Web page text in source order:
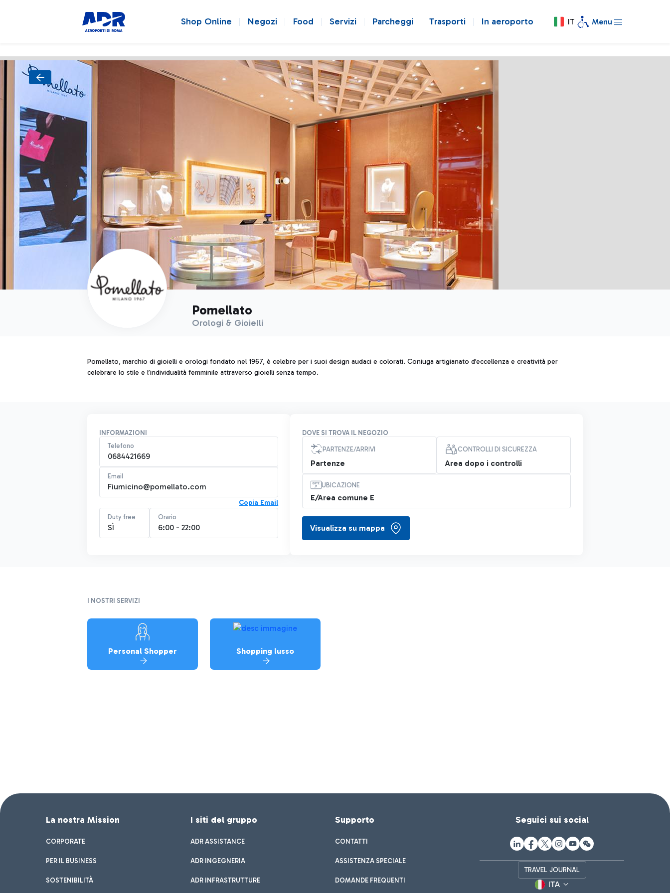
Shop Online Negozi Food Servizi Parcheggi Trasporti In aeroporto IT Menu
Pomellato
Orologi & Gioielli
Pomellato, marchio di gioielli e orologi fondato nel 1967, è celebre per i suoi design audaci e colorati. Coniuga artigianato d’eccellenza e creatività per
celebrare lo stile e l’individualità femminile attraverso gioielli senza tempo.
INFORMAZIONI
Telefono
0684421669
Email
Fiumicino@pomellato.com
Copia Email
Duty free
SÌ
Orario
6:00 - 22:00
DOVE SI TROVA IL NEGOZIO
PARTENZE/ARRIVI
Partenze
CONTROLLI DI SICUREZZA
Area dopo i controlli
UBICAZIONE
E/Area comune E
Visualizza su mappa
I NOSTRI SERVIZI
Personal Shopper Shopping lusso
La nostra Mission
CORPORATE
PER IL BUSINESS
SOSTENIBILITÀ
I siti del gruppo
ADR ASSISTANCE
ADR INGEGNERIA
ADR INFRASTRUTTURE
Supporto
CONTATTI
ASSISTENZA SPECIALE
DOMANDE FREQUENTI
Seguici sui social
TRAVEL JOURNAL
ITA